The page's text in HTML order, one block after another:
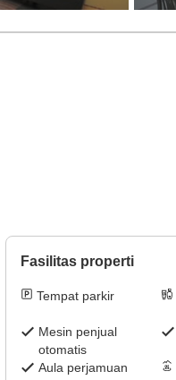
Fasilitas properti
Tempat parkir
Mesin penjual
otomatis
Aula perjamuan